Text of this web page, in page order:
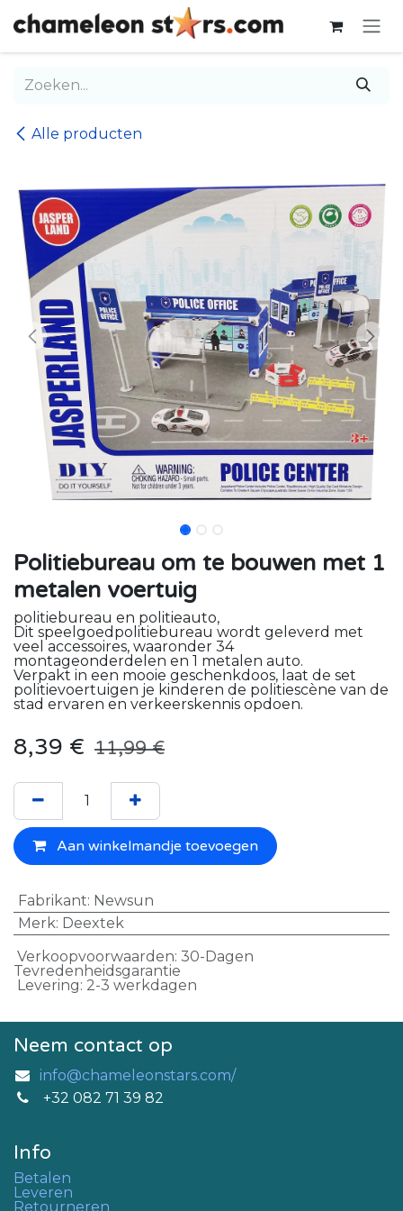
Overslaan naar inhoud
Alle producten
Politiebureau om te bouwen met 1
metalen voertuig
politiebureau en politieauto,
Dit speelgoedpolitiebureau wordt geleverd met
veel accessoires, waaronder 34
montageonderdelen en 1 metalen auto.
Verpakt in een mooie geschenkdoos, laat de set
politievoertuigen je kinderen de politiescène van de
stad ervaren en verkeerskennis opdoen.
8,39 € 11,99€
Aan winkelmandje toevoegen
Fabrikant: Newsun
Merk: Deextek
Verkoopvoorwaarden: 30-Dagen
Tevredenheidsgarantie
Levering: 2-3 werkdagen
Neem contact op
info@chameleonstars.com/
+32 082 71 39 82
Info
Betalen
Leveren
Retourneren